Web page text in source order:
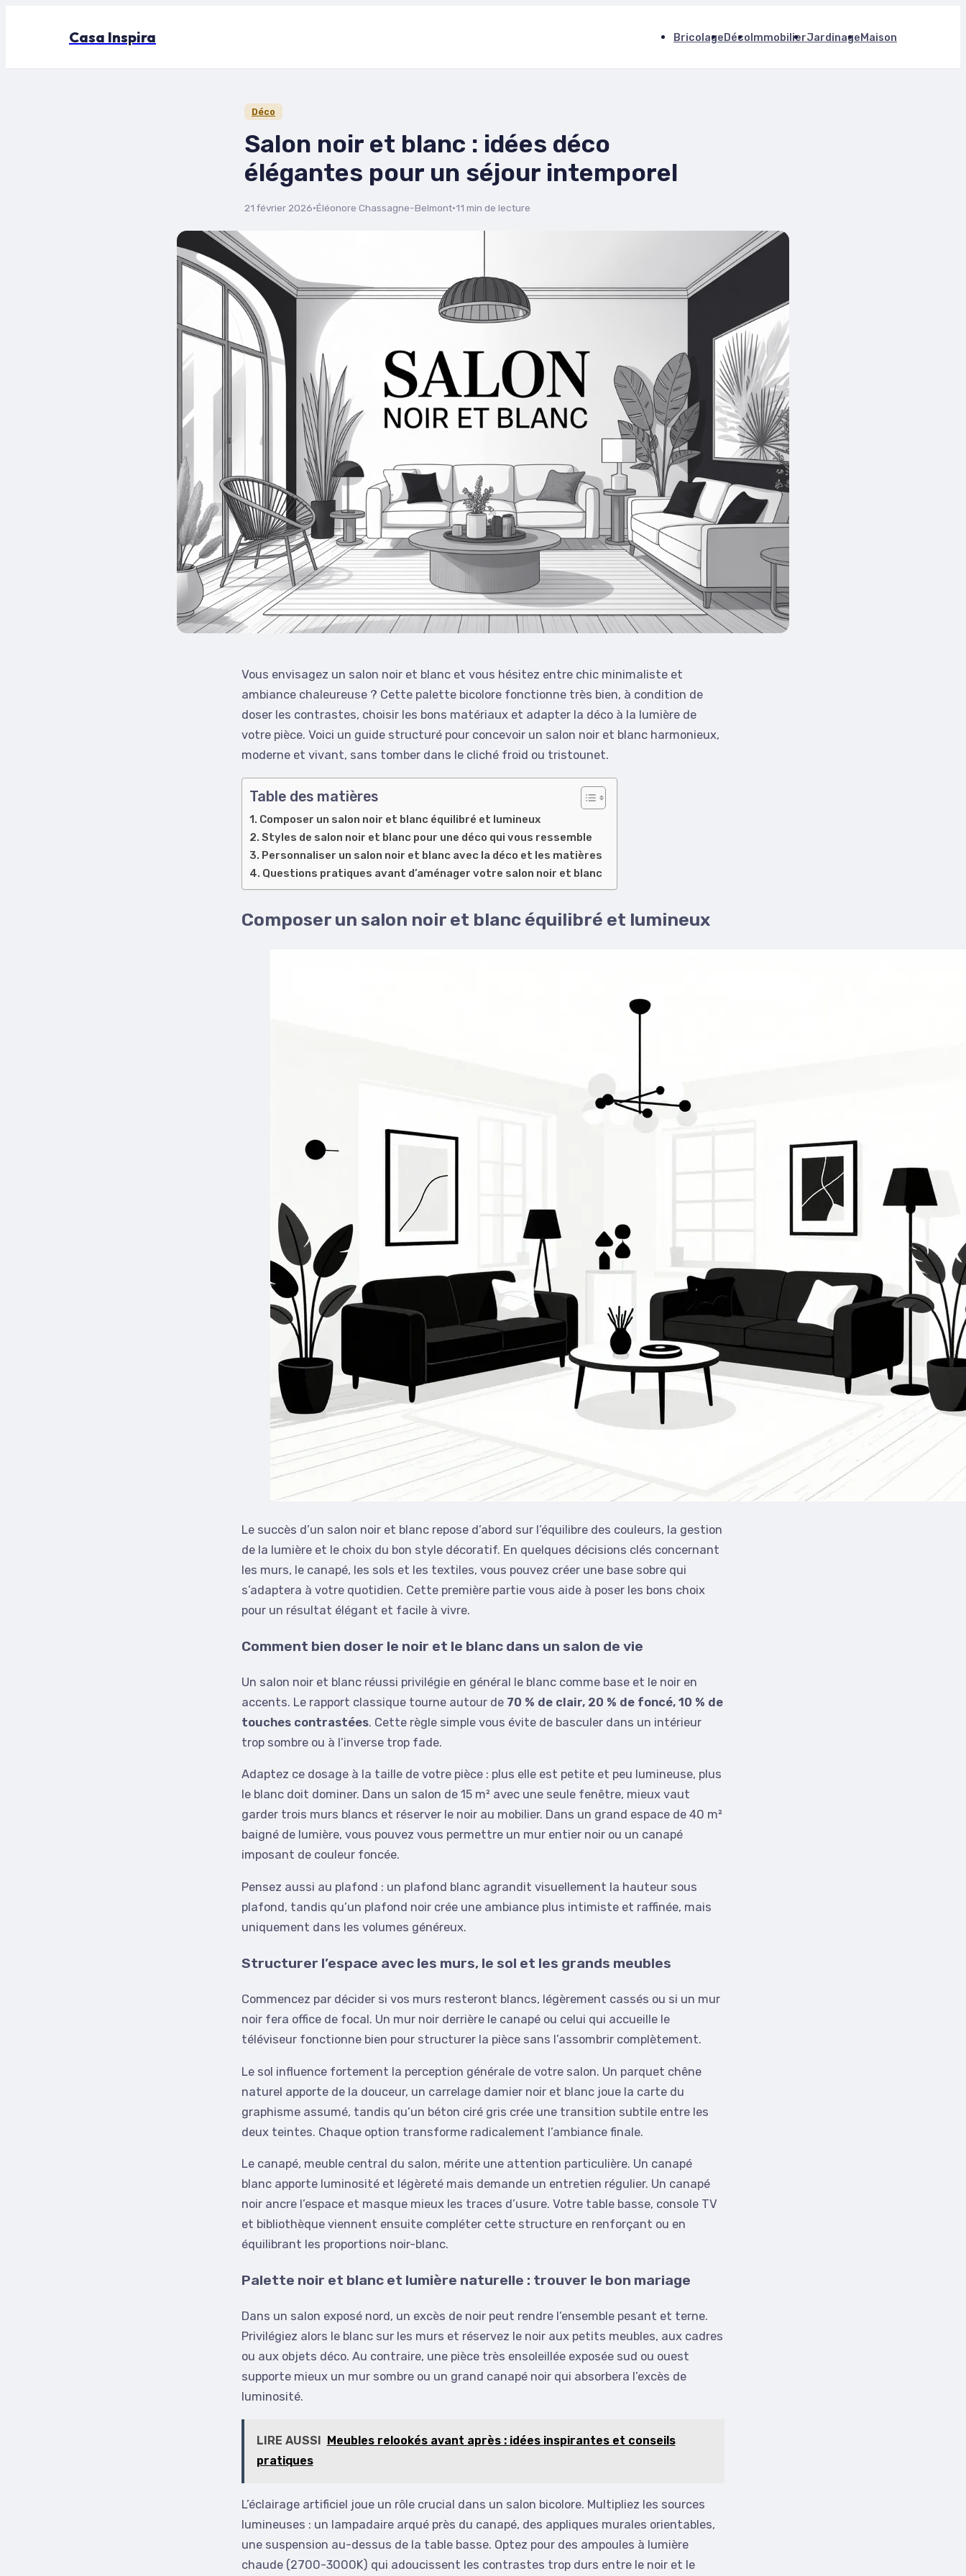
Casa Inspira BricolageDécoImmobilierJardinageMaison
Déco
Salon noir et blanc : idées déco
élégantes pour un séjour intemporel
21 février 2026·Éléonore Chassagne-Belmont·11 min de lecture
Vous envisagez un salon noir et blanc et vous hésitez entre chic minimaliste et
ambiance chaleureuse ? Cette palette bicolore fonctionne très bien, à condition de
doser les contrastes, choisir les bons matériaux et adapter la déco à la lumière de
votre pièce. Voici un guide structuré pour concevoir un salon noir et blanc harmonieux,
moderne et vivant, sans tomber dans le cliché froid ou tristounet.
Table des matières
Composer un salon noir et blanc équilibré et lumineux
Styles de salon noir et blanc pour une déco qui vous ressemble
Personnaliser un salon noir et blanc avec la déco et les matières
Questions pratiques avant d’aménager votre salon noir et blanc
Composer un salon noir et blanc équilibré et lumineux
Le succès d’un salon noir et blanc repose d’abord sur l’équilibre des couleurs, la gestion
de la lumière et le choix du bon style décoratif. En quelques décisions clés concernant
les murs, le canapé, les sols et les textiles, vous pouvez créer une base sobre qui
s’adaptera à votre quotidien. Cette première partie vous aide à poser les bons choix
pour un résultat élégant et facile à vivre.
Comment bien doser le noir et le blanc dans un salon de vie
Un salon noir et blanc réussi privilégie en général le blanc comme base et le noir en
accents. Le rapport classique tourne autour de 70 % de clair, 20 % de foncé, 10 % de
touches contrastées. Cette règle simple vous évite de basculer dans un intérieur
trop sombre ou à l’inverse trop fade.
Adaptez ce dosage à la taille de votre pièce : plus elle est petite et peu lumineuse, plus
le blanc doit dominer. Dans un salon de 15 m² avec une seule fenêtre, mieux vaut
garder trois murs blancs et réserver le noir au mobilier. Dans un grand espace de 40 m²
baigné de lumière, vous pouvez vous permettre un mur entier noir ou un canapé
imposant de couleur foncée.
Pensez aussi au plafond : un plafond blanc agrandit visuellement la hauteur sous
plafond, tandis qu’un plafond noir crée une ambiance plus intimiste et raffinée, mais
uniquement dans les volumes généreux.
Structurer l’espace avec les murs, le sol et les grands meubles
Commencez par décider si vos murs resteront blancs, légèrement cassés ou si un mur
noir fera office de focal. Un mur noir derrière le canapé ou celui qui accueille le
téléviseur fonctionne bien pour structurer la pièce sans l’assombrir complètement.
Le sol influence fortement la perception générale de votre salon. Un parquet chêne
naturel apporte de la douceur, un carrelage damier noir et blanc joue la carte du
graphisme assumé, tandis qu’un béton ciré gris crée une transition subtile entre les
deux teintes. Chaque option transforme radicalement l’ambiance finale.
Le canapé, meuble central du salon, mérite une attention particulière. Un canapé
blanc apporte luminosité et légèreté mais demande un entretien régulier. Un canapé
noir ancre l’espace et masque mieux les traces d’usure. Votre table basse, console TV
et bibliothèque viennent ensuite compléter cette structure en renforçant ou en
équilibrant les proportions noir-blanc.
Palette noir et blanc et lumière naturelle : trouver le bon mariage
Dans un salon exposé nord, un excès de noir peut rendre l’ensemble pesant et terne.
Privilégiez alors le blanc sur les murs et réservez le noir aux petits meubles, aux cadres
ou aux objets déco. Au contraire, une pièce très ensoleillée exposée sud ou ouest
supporte mieux un mur sombre ou un grand canapé noir qui absorbera l’excès de
luminosité.
LIRE AUSSI
Meubles relookés avant après : idées inspirantes et conseils
pratiques
L’éclairage artificiel joue un rôle crucial dans un salon bicolore. Multipliez les sources
lumineuses : un lampadaire arqué près du canapé, des appliques murales orientables,
une suspension au-dessus de la table basse. Optez pour des ampoules à lumière
chaude (2700-3000K) qui adoucissent les contrastes trop durs entre le noir et le